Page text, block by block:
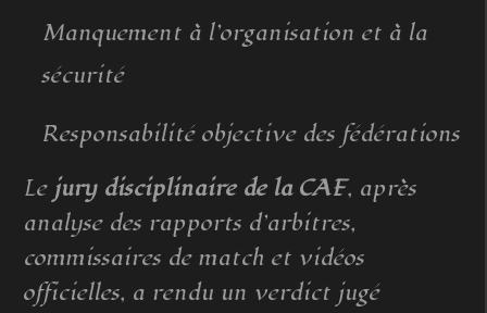
Manquement à l’organisation et à la
sécurité
Responsabilité objective des fédérations
Le jury disciplinaire de la CAF, après
analyse des rapports d’arbitres,
commissaires de match et vidéos
officielles, a rendu un verdict jugé